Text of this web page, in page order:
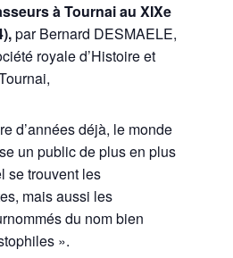
à Tournai au XIXe
par Bernard DESMAELE,
royale d’Histoire et
d’années déjà, le monde
un public de plus en plus
se trouvent les
mais aussi les
du nom bien
».